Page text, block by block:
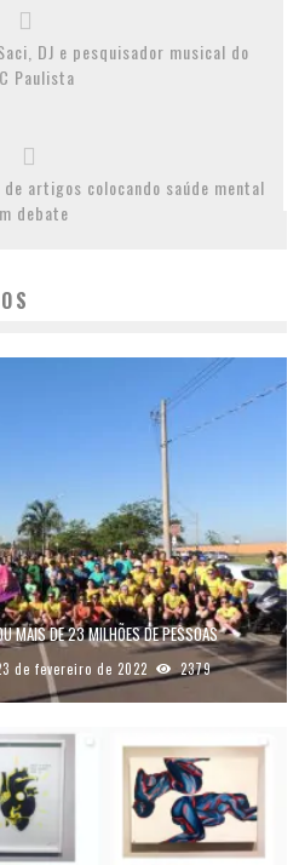
DJ e pesquisador musical do
Paulista
artigos colocando saúde mental
debate
MAIS DE 23 MILHÕES DE PESSOAS
de fevereiro de 2022 2379